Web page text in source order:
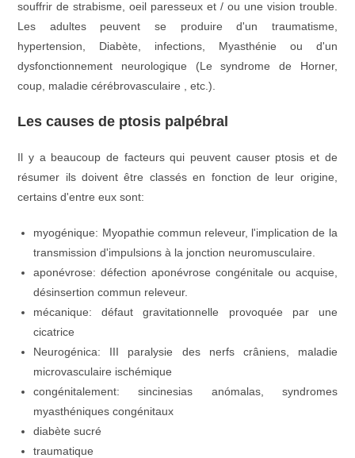
souffrir de strabisme, oeil paresseux et / ou une vision trouble.
Les adultes peuvent se produire d'un traumatisme,
hypertension, Diabète, infections, Myasthénie ou d'un
dysfonctionnement neurologique (Le syndrome de Horner,
coup, maladie cérébrovasculaire , etc.).
Les causes de ptosis palpébral
Il y a beaucoup de facteurs qui peuvent causer ptosis et de
résumer ils doivent être classés en fonction de leur origine,
certains d'entre eux sont:
myogénique: Myopathie commun releveur, l'implication de la
transmission d'impulsions à la jonction neuromusculaire.
aponévrose: défection aponévrose congénitale ou acquise,
désinsertion commun releveur.
mécanique: défaut gravitationnelle provoquée par une
cicatrice
Neurogénica: III paralysie des nerfs crâniens, maladie
microvasculaire ischémique
congénitalement: sincinesias anómalas, syndromes
myasthéniques congénitaux
diabète sucré
traumatique